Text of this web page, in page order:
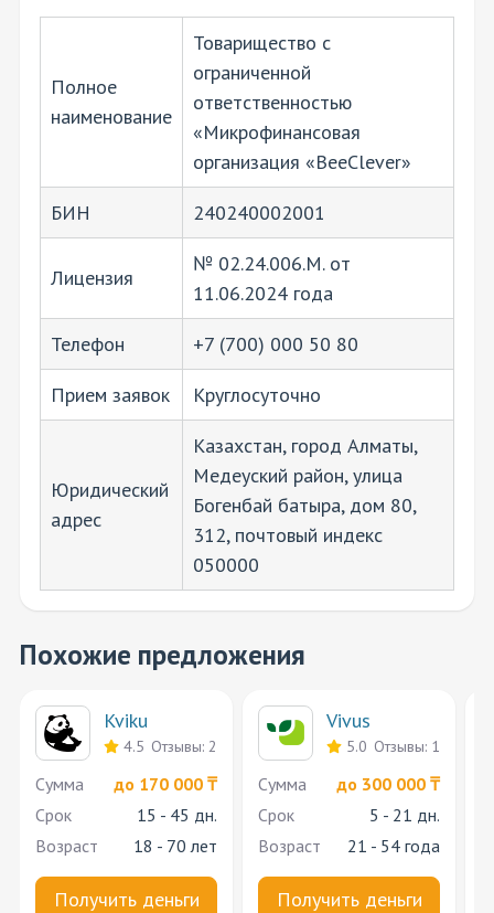
Полное
наименование
Товарищество с
ограниченной
ответственностью
«Микрофинансовая
организация «BeeClever»
БИН
240240002001
Лицензия
№ 02.24.006.M. от
11.06.2024 года
Телефон
+7 (700) 000 50 80
Прием заявок
Круглосуточно
Юридический
адрес
Казахстан, город Алматы,
Медеуский район, улица
Богенбай батыра, дом 80,
312, почтовый индекс
050000
Похожие предложения
Kviku
4.5 Отзывы: 2
Cумма
до 170 000 ₸
Срок
15 - 45 дн.
Возраст
18 - 70 лет
Получить деньги
Vivus
5.0 Отзывы: 1
Cумма
до 300 000 ₸
Срок
5 - 21 дн.
Возраст
21 - 54 года
Получить деньги